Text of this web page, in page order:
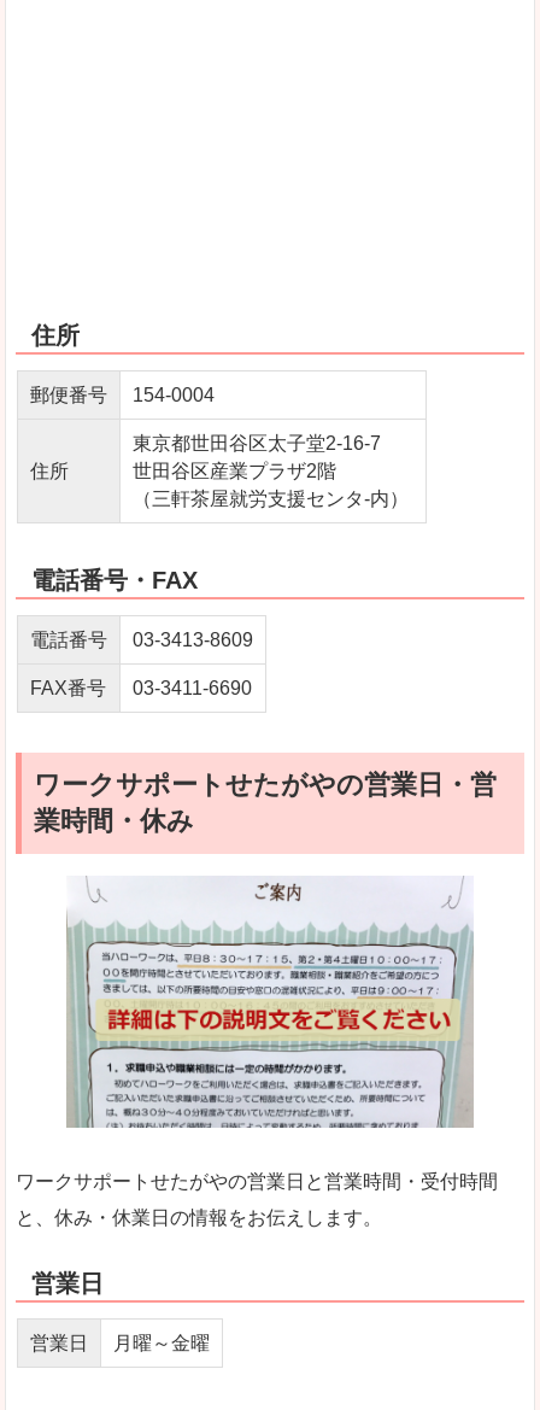
住所
郵便番号 154-0004
住所
東京都世田谷区太子堂2-16-7
世田谷区産業プラザ2階
（三軒茶屋就労支援センタ-内）
電話番号・FAX
電話番号 03-3413-8609
FAX番号 03-3411-6690
ワークサポートせたがやの営業日・営
業時間・休み
ワークサポートせたがやの営業日と営業時間・受付時間
と、休み・休業日の情報をお伝えします。
営業日
営業日 月曜～金曜